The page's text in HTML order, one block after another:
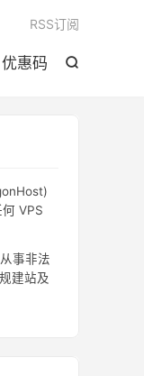

优惠码
RSS订阅
VPS
事非法
建站及